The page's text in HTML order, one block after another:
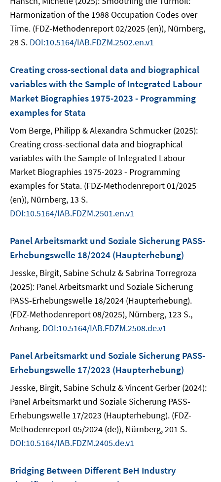
Harmonization of the 1988 Occupation Codes over
Time. (FDZ-Methodenreport 02/2025 (en)), Nürnberg,
28 S. DOI:10.5164/IAB.FDZM.2502.en.v1
Creating cross-sectional data and biographical
variables with the Sample of Integrated Labour
Market Biographies 1975-2023 - Programming
examples for Stata
Vom Berge, Philipp & Alexandra Schmucker (2025):
Creating cross-sectional data and biographical
variables with the Sample of Integrated Labour
Market Biographies 1975-2023 - Programming
examples for Stata. (FDZ-Methodenreport 01/2025
(en)), Nürnberg, 13 S.
DOI:10.5164/IAB.FDZM.2501.en.v1
Panel Arbeitsmarkt und Soziale Sicherung PASS-
Erhebungswelle 18/2024 (Haupterhebung)
Jesske, Birgit, Sabine Schulz & Sabrina Torregroza
(2025): Panel Arbeitsmarkt und Soziale Sicherung
PASS-Erhebungswelle 18/2024 (Haupterhebung).
(FDZ-Methodenreport 08/2025), Nürnberg, 123 S.,
Anhang. DOI:10.5164/IAB.FDZM.2508.de.v1
Panel Arbeitsmarkt und Soziale Sicherung PASS-
Erhebungswelle 17/2023 (Haupterhebung)
Jesske, Birgit, Sabine Schulz & Vincent Gerber (2024):
Panel Arbeitsmarkt und Soziale Sicherung PASS-
Erhebungswelle 17/2023 (Haupterhebung). (FDZ-
Methodenreport 05/2024 (de)), Nürnberg, 201 S.
DOI:10.5164/IAB.FDZM.2405.de.v1
Bridging Between Different BeH Industry